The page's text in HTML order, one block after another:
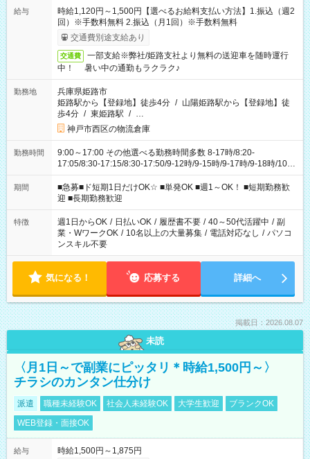
給与
時給1,120円～1,500円【選べるお給料支払い方法】1.振込（週2
回）※手数料無料 2.振込（月1回）※手数料無料
交通費別途支給あり
交通費
一部支給※弊社/姫路支社より無料の送迎車を随時運行
中！ 暑い中の通勤もラクラク♪
勤務地
兵庫県姫路市
姫路駅から【登録地】徒歩4分 / 山陽姫路駅から【登録地】徒
歩4分 / 東姫路駅 / …
神戸市西区の物流倉庫
勤務時間
9:00～17:00 その他選べる勤務時間多数 8-17時/8:20-
17:05/8:30-17:15/8:30-17:50/9-12時/9-15時/9-17時/9-18時/10-
18時 などなど！ ご都合に合わせてお選びいただけます〇
期間
■急募■ド短期1日だけOK☆ ■単発OK ■週1～OK！ ■短期勤務歓
迎 ■長期勤務歓迎
特徴 週1日からOK / 日払いOK / 履歴書不要 / 40～50代活躍中 / 副
業・WワークOK / 10名以上の大量募集 / 電話対応なし / パソコ
ンスキル不要
気になる！ 応募する 詳細へ
掲載日：2026.08.07
未読
〈月1日～で副業にピッタリ＊時給1,500円～〉
チラシのカンタン仕分け
派遣 職種未経験OK 社会人未経験OK 大学生歓迎
ブランクOK
WEB登録・面接OK
給与
時給1,500円～1,875円